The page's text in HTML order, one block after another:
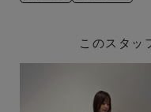
このスタッ